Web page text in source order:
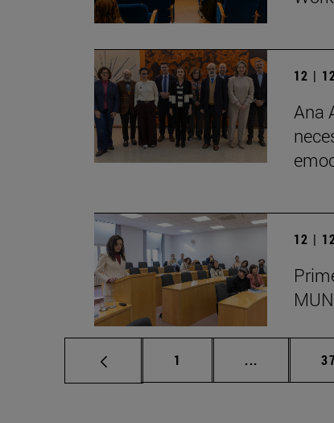
12 |
Ana
12 |
MUN
Página
1 ... Páginas